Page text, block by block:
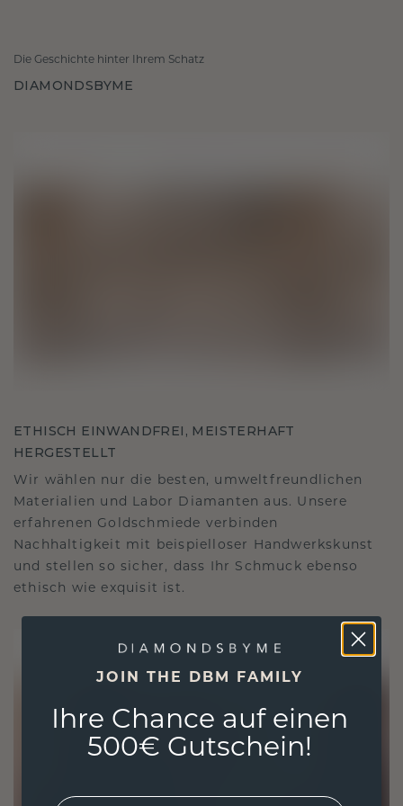
Die Geschichte hinter Ihrem Schatz
DIAMONDSBYME
ETHISCH EINWANDFREI, MEISTERHAFT
HERGESTELLT
Wir wählen nur die besten, umweltfreundlichen
Materialien und Labor Diamanten aus. Unsere
erfahrenen Goldschmiede verbinden
Nachhaltigkeit mit beispielloser Handwerkskunst
und stellen so sicher, dass Ihr Schmuck ebenso
ethisch wie exquisit ist.
JOIN THE DBM FAMILY
Ihre Chance auf einen
500€ Gutschein!